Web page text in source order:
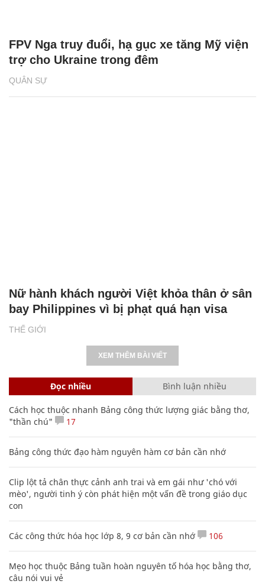
QUÂN SỰ
FPV Nga truy đuổi, hạ gục xe tăng Mỹ viện
trợ cho Ukraine trong đêm
THẾ GIỚI
Nữ hành khách người Việt khỏa thân ở sân
bay Philippines vì bị phạt quá hạn visa
XEM THÊM BÀI VIẾT
Đọc nhiều Bình luận nhiều
Cách học thuộc nhanh Bảng công thức lượng giác bằng thơ,
"thần chú"
17
Bảng công thức đạo hàm nguyên hàm cơ bản cần nhớ
Clip lột tả chân thực cảnh anh trai và em gái như 'chó với
mèo', người tinh ý còn phát hiện một vấn đề trong giáo dục
con
Các công thức hóa học lớp 8, 9 cơ bản cần nhớ 106
Mẹo học thuộc Bảng tuần hoàn nguyên tố hóa học bằng thơ,
câu nói vui vẻ